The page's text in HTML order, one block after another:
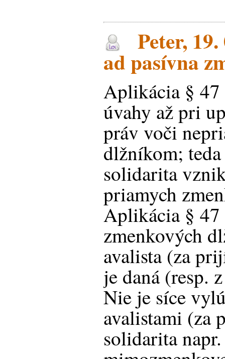
Peter,
ad pasívna
Aplikácia § 47
úvahy až pri
práv voči
dlžníkom;
solidarita
priamych
Aplikácia §
zmenkových
avalista (za
je daná (resp.
Nie je síce
avalistami (za
solidarita